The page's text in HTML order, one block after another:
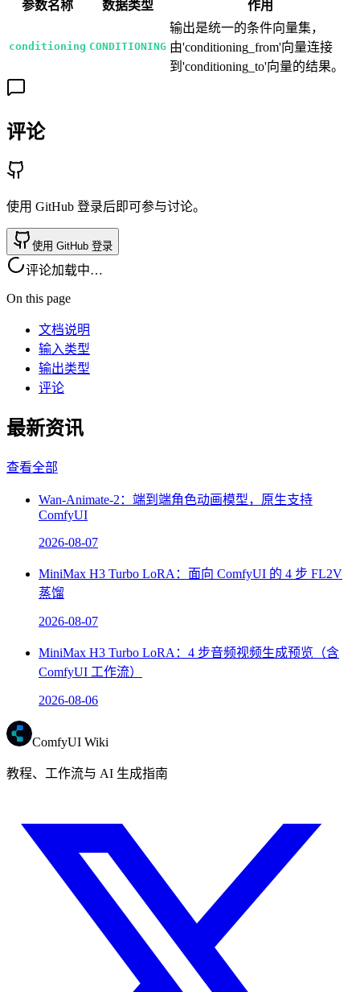
参数名称 数据类型 作用
conditioning CONDITIONING
输出是统一的条件向量集，
由'conditioning_from'向量连接
到'conditioning_to'向量的结果。
评论
使用 GitHub 登录后即可参与讨论。
使用 GitHub 登录
评论加载中…
On this page
文档说明
输入类型
输出类型
评论
最新资讯
查看全部
Wan-Animate-2：端到端角色动画模型，原生支持
ComfyUI
2026-08-07
MiniMax H3 Turbo LoRA：面向 ComfyUI 的 4 步 FL2V
蒸馏
2026-08-07
MiniMax H3 Turbo LoRA：4 步音频视频生成预览（含
ComfyUI 工作流）
2026-08-06
ComfyUI Wiki
教程、工作流与 AI 生成指南